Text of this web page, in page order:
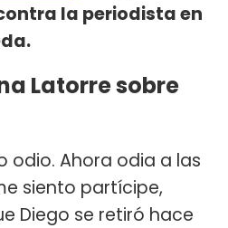
la periodista en
Latorre sobre
odio. Ahora odia a las
siento partícipe,
Diego se retiró hace